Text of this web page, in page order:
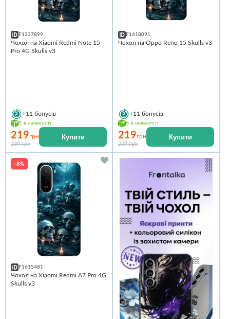
F1337899
Чохол на Xiaomi Redmi Note 15
Pro 4G Skulls v3
+11 бонусів
Є в наявності
219грн
239 грн
Купити
F1618091
Чохол на Oppo Reno 15 Skulls v3
+11 бонусів
Є в наявності
219грн
239 грн
Купити
-8%
F1615481
Чохол на Xiaomi Redmi A7 Pro 4G
Skulls v3